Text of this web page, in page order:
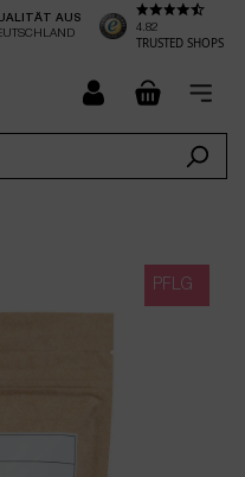
AUS
4.82
TRUSTED SHOPS
PFLG